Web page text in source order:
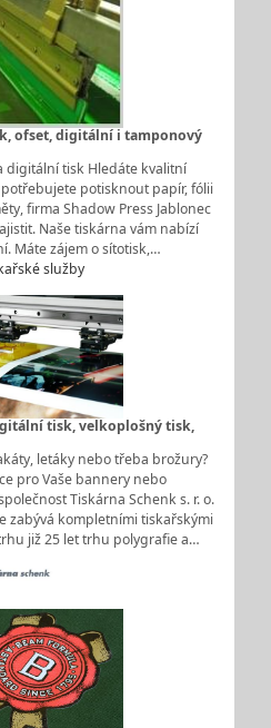
ofset, digitální i tamponový
digitální tisk Hledáte kvalitní
potisknout papír, fólii
firma Shadow Press Jablonec
Naše tiskárna vám nabízí
Máte zájem o sítotisk,…
služby
tisk, velkoplošný tisk,
letáky nebo třeba brožury?
pro Vaše bannery nebo
Tiskárna Schenk s. r. o.
zabývá kompletními tiskařskými
již 25 let trhu polygrafie a…